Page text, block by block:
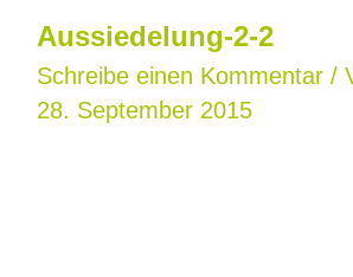
Aussiedelung-2-2
Schreibe einen Kommentar /
28. September 2015